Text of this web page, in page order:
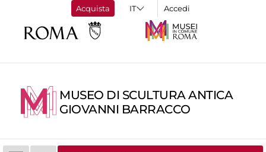
Acquista Accedi
MUSEO DI SCULTURA ANTICA
GIOVANNI BARRACCO